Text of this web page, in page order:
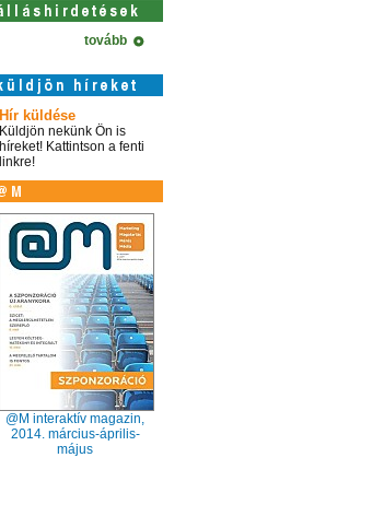
tovább
Hír küldése
Küldjön nekünk Ön is
híreket! Kattintson a fenti
linkre!
@M interaktív magazin,
2014. március-április-
május